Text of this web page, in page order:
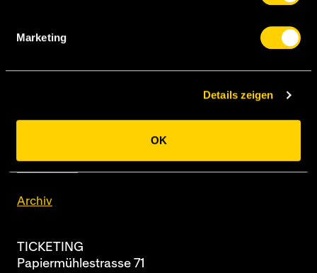
Marketing
Details zeigen
OK
Archiv
TICKETING
Papiermühlestrasse 71